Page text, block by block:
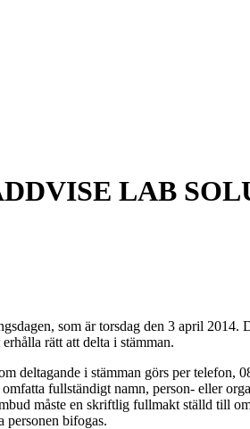
LAB
som är torsdag den 3 april
rätt att delta i stämman.
deltagande i stämman görs per
fullständigt namn, person- eller
måste en skriftlig fullmakt ställd till
personen bifogas.